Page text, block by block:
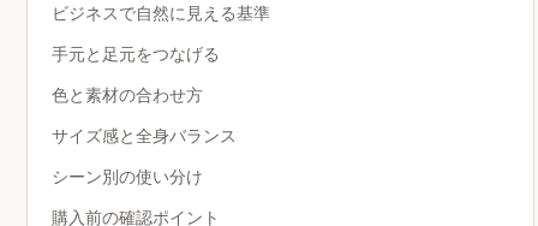
ビジネスで自然に見える基準
手元と足元をつなげる
色と素材の合わせ方
サイズ感と全身バランス
シーン別の使い分け
購入前の確認ポイント